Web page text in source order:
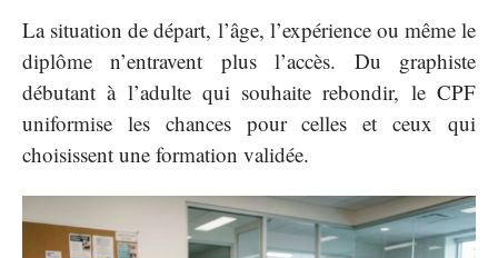
La situation de départ, l’âge, l’expérience ou même le
diplôme n’entravent plus l’accès. Du graphiste
débutant à l’adulte qui souhaite rebondir, le CPF
uniformise les chances pour celles et ceux qui
choisissent une formation validée.